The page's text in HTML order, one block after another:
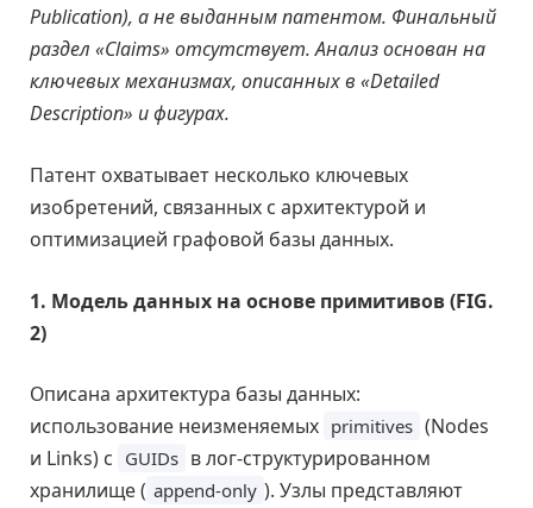
Publication), а не выданным патентом. Финальный
раздел «Claims» отсутствует. Анализ основан на
ключевых механизмах, описанных в «Detailed
Description» и фигурах.
Патент охватывает несколько ключевых
изобретений, связанных с архитектурой и
оптимизацией графовой базы данных.
1. Модель данных на основе примитивов (FIG.
2)
Описана архитектура базы данных:
использование неизменяемых primitives (Nodes
и Links) с GUIDs в лог-структурированном
хранилище ( append-only ). Узлы представляют